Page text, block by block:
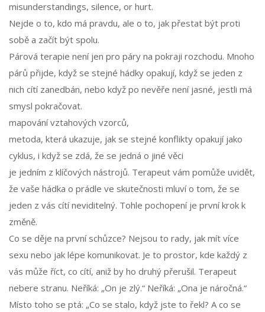
misunderstandings, silence, or hurt.
Nejde o to, kdo má pravdu, ale o to, jak přestat být proti
sobě a začít být spolu.
Párová terapie není jen pro páry na pokraji rozchodu. Mnoho
párů přijde, když se stejné hádky opakují, když se jeden z
nich cítí zanedbán, nebo když po nevěře není jasné, jestli má
smysl pokračovat.
mapování vztahových vzorců,
metoda, která ukazuje, jak se stejné konflikty opakují jako
cyklus, i když se zdá, že se jedná o jiné věci
je jedním z klíčových nástrojů. Terapeut vám pomůže uvidět,
že vaše hádka o prádle ve skutečnosti mluví o tom, že se
jeden z vás cítí neviditelný. Tohle pochopení je první krok k
změně.
Co se děje na první schůzce? Nejsou to rady, jak mít více
sexu nebo jak lépe komunikovat. Je to prostor, kde každý z
vás může říct, co cítí, aniž by ho druhý přerušil. Terapeut
nebere stranu. Neříká: „On je zlý.“ Neříká: „Ona je náročná.“
Místo toho se ptá: „Co se stalo, když jste to řekl? A co se